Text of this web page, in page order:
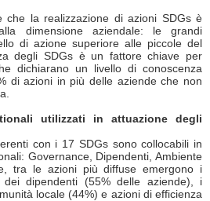
che la realizzazione di azioni SDGs è
dimensione aziendale: le grandi
di azione superiore alle piccole del
degli SDGs è un fattore chiave per
dichiarano un livello di conoscenza
di azioni in più delle aziende che non
utilizzati in attuazione degli
con i 17 SDGs sono collocabili in
Governance, Dipendenti, Ambiente
tra le azioni più diffuse emergono i
dipendenti (55% delle aziende), i
locale (44%) e azioni di efficienza